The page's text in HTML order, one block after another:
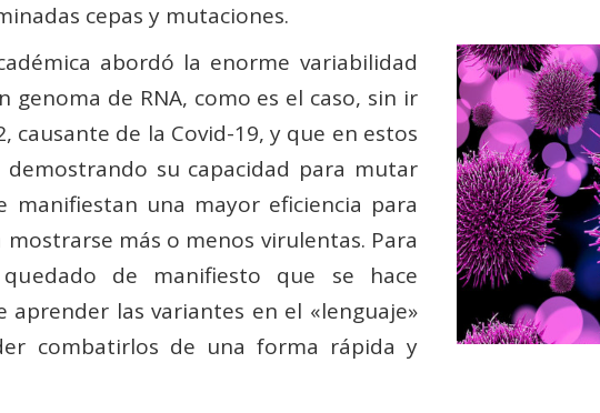
cepas y mutaciones.
abordó la enorme variabilidad
genoma de RNA, como es el caso, sin ir
causante de la Covid-19, y que en estos
demostrando su capacidad para mutar
manifiestan una mayor eficiencia para
más o menos virulentas. Para
de manifiesto que se hace
aprender las variantes en el «lenguaje»
combatirlos de una forma rápida y